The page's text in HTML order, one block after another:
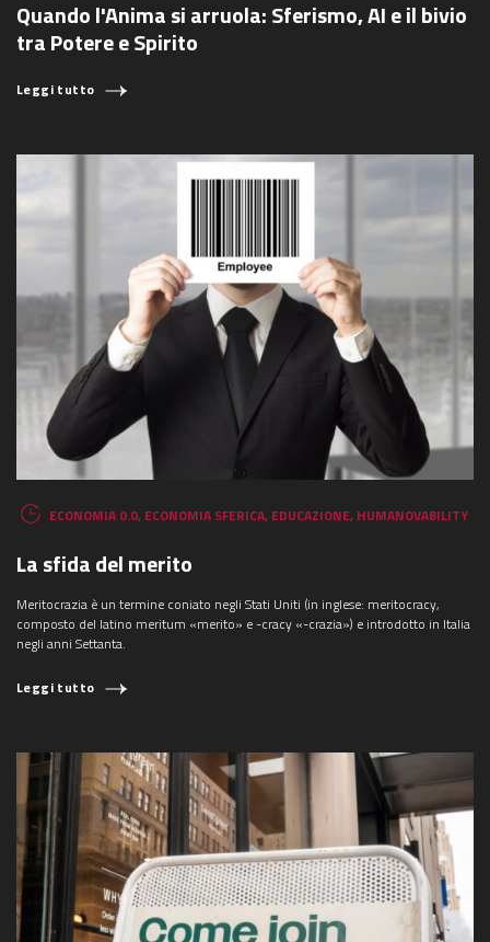
Quando l'Anima si arruola: Sferismo, AI e il bivio
tra Potere e Spirito
Leggi tutto
ECONOMIA 0.0, ECONOMIA SFERICA, EDUCAZIONE, HUMANOVABILITY
La sfida del merito
Meritocrazia è un termine coniato negli Stati Uniti (in inglese: meritocracy,
composto del latino meritum «merito» e -cracy «-crazia») e introdotto in Italia
negli anni Settanta.
Leggi tutto